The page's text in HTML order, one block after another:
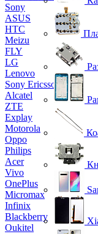
Sony
ASUS
HTC
Meizu
FLY
LG
Lenovo
Sony Ericsson
Alcatel
ZTE
Explay
Motorola
Oppo
Philips
Acer
Vivo
OnePlus
Micromax
Infinix
Blackberry
Oukitel